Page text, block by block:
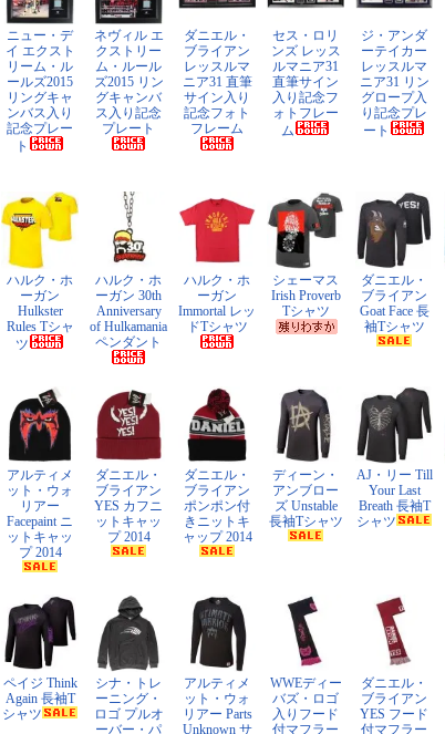
ニュー・デ
イ エクスト
リーム・ル
ールズ2015
リングキャ
ンバス入り
記念プレー
ト
ネヴィル エ
クストリー
ム・ルール
ズ2015 リン
グキャンバ
ス入り記念
プレート
ダニエル・
ブライアン
レッスルマ
ニア31 直筆
サイン入り
記念フォト
フレーム
セス・ロリ
ンズ レッス
ルマニア31
直筆サイン
入り記念フ
ォトフレー
ム
ジ・アンダ
ーテイカー
レッスルマ
ニア31 リン
グロープ入
り記念プレ
ート
ハルク・ホ
ーガン
Hulkster
Rules Tシャ
ツ
ハルク・ホ
ーガン 30th
Anniversary
of Hulkamania
ペンダント
ハルク・ホ
ーガン
Immortal レッ
ドTシャツ
シェーマス
Irish Proverb
Tシャツ
ダニエル・
ブライアン
Goat Face 長
袖Tシャツ
アルティメ
ット・ウォ
リアー
Facepaint ニ
ットキャッ
プ 2014
ダニエル・
ブライアン
YES カフニ
ットキャッ
プ 2014
ダニエル・
ブライアン
ポンポン付
きニットキ
ャップ 2014
ディーン・
アンブロー
ズ Unstable
長袖Tシャツ
AJ・リー Till
Your Last
Breath 長袖T
シャツ
ペイジ Think
Again 長袖T
シャツ
シナ・トレ
ーニング・
ロゴ プルオ
ーバー・パ
アルティメ
ット・ウォ
リアー Parts
Unknown サ
WWEディー
バズ・ロゴ
入りフード
付マフラー
ダニエル・
ブライアン
YES フード
付マフラー